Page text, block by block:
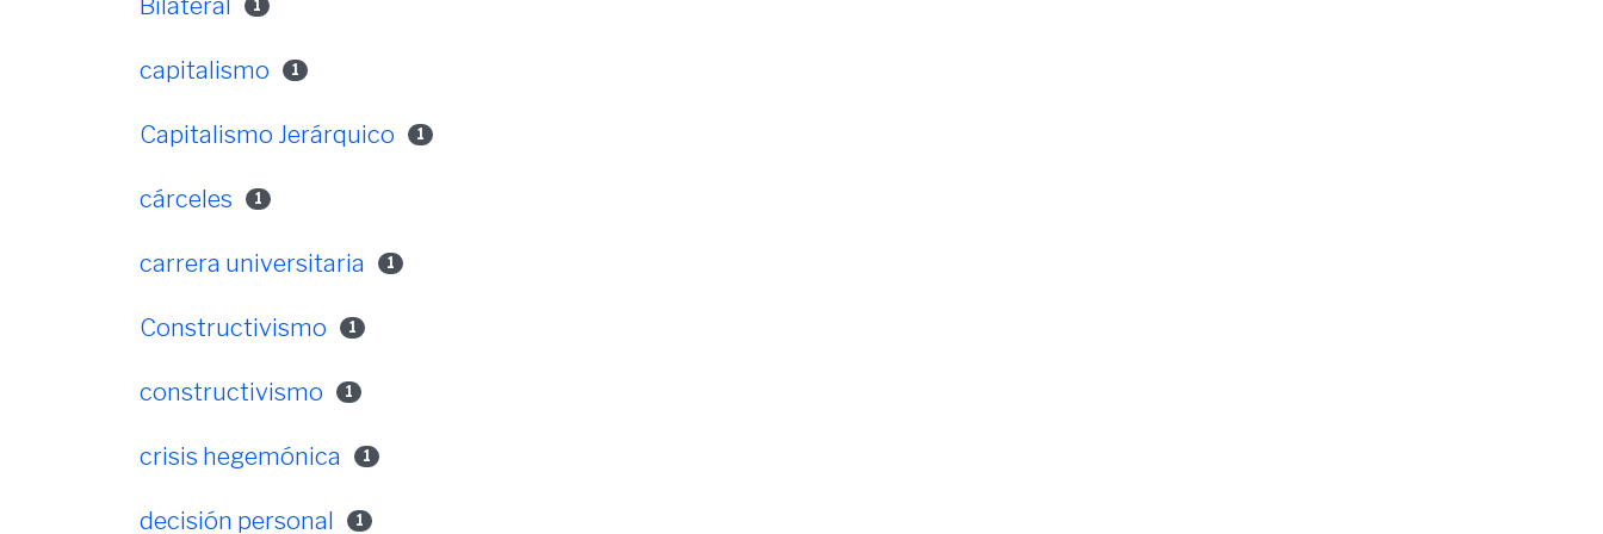
Bilateral 1
capitalismo 1
Capitalismo Jerárquico 1
cárceles 1
carrera universitaria 1
Constructivismo 1
constructivismo 1
crisis hegemónica 1
decisión personal 1